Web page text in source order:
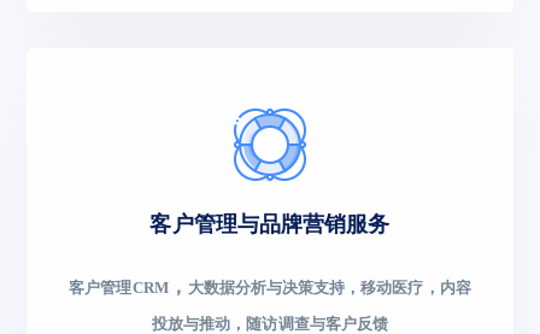
客户管理与品牌营销服务
客户管理CRM， 大数据分析与决策支持，移动医疗，内容
投放与推动，随访调查与客户反馈